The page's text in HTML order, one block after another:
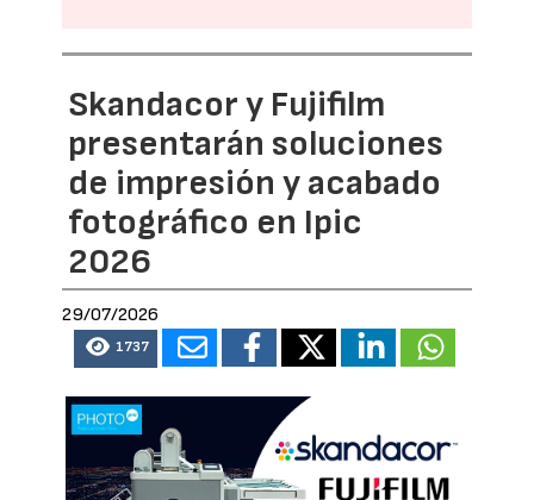
Skandacor y Fujifilm
presentarán soluciones
de impresión y acabado
fotográfico en Ipic
2026
29/07/2026
1737